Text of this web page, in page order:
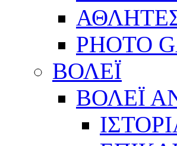
PHOTO
ΒΟΛΕΪ
ΒΟΛΕΪ